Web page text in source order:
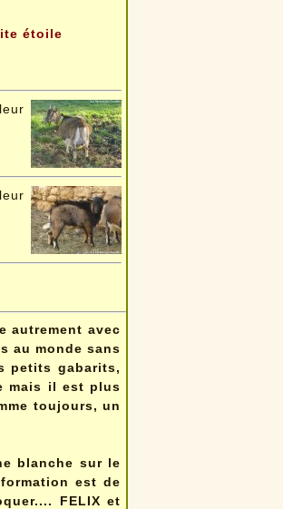
étoile
autrement avec
au monde sans
petits gabarits,
mais il est plus
toujours, un
blanche sur le
est de
FELIX et